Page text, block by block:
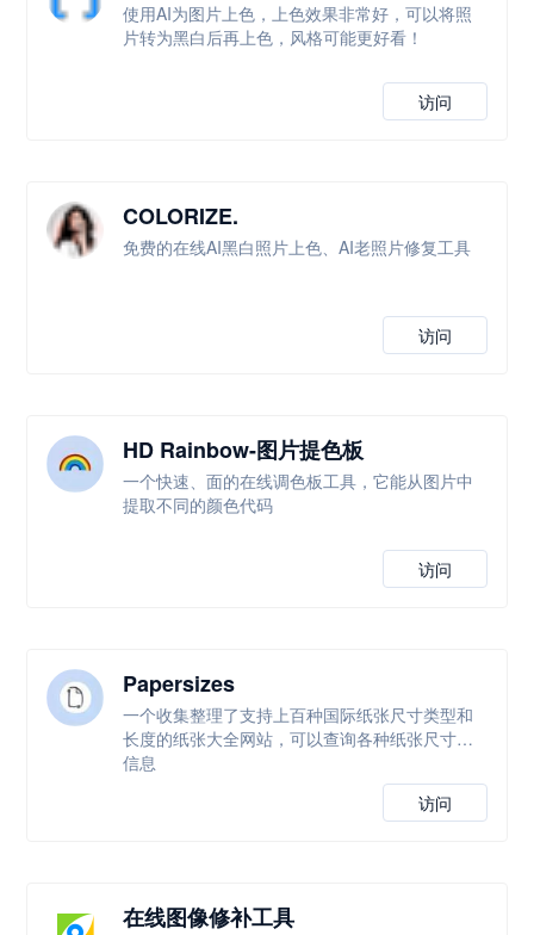
使用AI为图片上色，上色效果非常好，可以将照
片转为黑白后再上色，风格可能更好看！
访问
COLORIZE.
免费的在线AI黑白照片上色、AI老照片修复工具
访问
HD Rainbow-图片提色板
一个快速、面的在线调色板工具，它能从图片中
提取不同的颜色代码
访问
Papersizes
一个收集整理了支持上百种国际纸张尺寸类型和
长度的纸张大全网站，可以查询各种纸张尺寸等
信息
访问
在线图像修补工具